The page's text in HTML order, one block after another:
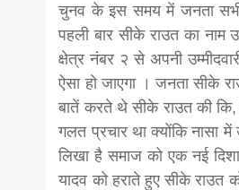
चुनव के इस समय में जनता सभी
पहली बार सीके राउत का नाम
क्षेत्र नंबर २ से अपनी
ऐसा हो जाएगा । जनता सीके
बातें करते थे सीके राउत की
गलत प्रचार था क्योंकि नासा
लिखा है समाज को एक नई
यादव को हराते हुए सीके